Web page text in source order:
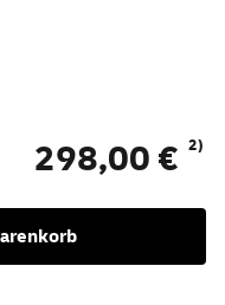
298,00 € 2)